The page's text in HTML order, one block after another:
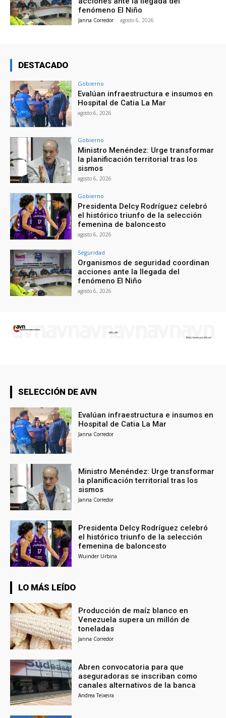
fenómeno El Niño
Janna Corredor - agosto 6, 2026
DESTACADO
Gobierno
Evalúan infraestructura e insumos en
Hospital de Catia La Mar
agosto 6, 2026
Gobierno
Ministro Menéndez: Urge transformar
la planificación territorial tras los
sismos
agosto 6, 2026
Gobierno
Presidenta Delcy Rodríguez celebró
el histórico triunfo de la selección
femenina de baloncesto
agosto 6, 2026
Seguridad
Organismos de seguridad coordinan
acciones ante la llegada del
fenómeno El Niño
agosto 6, 2026
SELECCIÓN DE AVN
Evalúan infraestructura e insumos en
Hospital de Catia La Mar
Janna Corredor
Ministro Menéndez: Urge transformar
la planificación territorial tras los
sismos
Janna Corredor
Presidenta Delcy Rodríguez celebró
el histórico triunfo de la selección
femenina de baloncesto
Wuinder Urbina
LO MÁS LEÍDO
Producción de maíz blanco en
Venezuela supera un millón de
toneladas
Janna Corredor
Abren convocatoria para que
aseguradoras se inscriban como
canales alternativos de la banca
Andrea Teixeira